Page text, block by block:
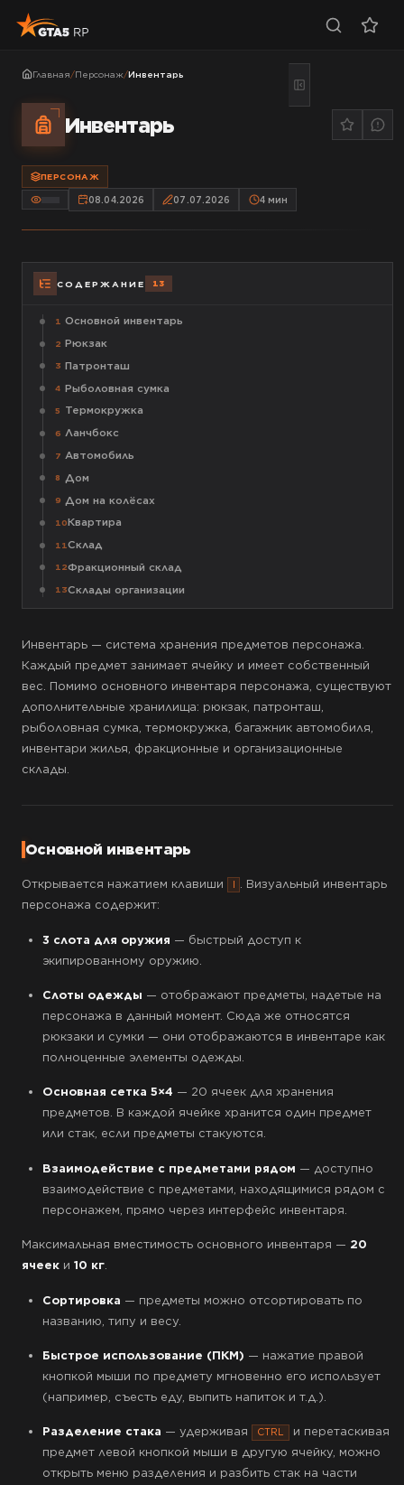
Главная/Персонаж/Инвентарь
Инвентарь
ПЕРСОНАЖ
08.04.2026 07.07.2026 4мин
СОДЕРЖАНИЕ 13
1 Основной инвентарь
2 Рюкзак
3 Патронташ
4 Рыболовная сумка
5 Термокружка
6 Ланчбокс
7 Автомобиль
8 Дом
9 Дом на колёсах
10Квартира
11Склад
12Фракционный склад
13Склады организации
Инвентарь — система хранения предметов персонажа.
Каждый предмет занимает ячейку и имеет собственный
вес. Помимо основного инвентаря персонажа, существуют
дополнительные хранилища: рюкзак, патронташ,
рыболовная сумка, термокружка, багажник автомобиля,
инвентари жилья, фракционные и организационные
склады.
Основной инвентарь
Открывается нажатием клавиши
. Визуальный инвентарь
персонажа содержит:
3 слота для оружия — быстрый доступ к
экипированному оружию.
Слоты одежды — отображают предметы, надетые на
персонажа в данный момент. Сюда же относятся
рюкзаки и сумки — они отображаются в инвентаре как
полноценные элементы одежды.
Основная сетка 5×4 — 20 ячеек для хранения
предметов. В каждой ячейке хранится один предмет
или стак, если предметы стакуются.
Взаимодействие с предметами рядом — доступно
взаимодействие с предметами, находящимися рядом с
персонажем, прямо через интерфейс инвентаря.
Максимальная вместимость основного инвентаря — 20
ячееки 10 кг.
Сортировка — предметы можно отсортировать по
названию, типу и весу.
Быстрое использование (ПКМ) — нажатие правой
кнопкой мыши по предмету мгновенно его использует
(например, съесть еду, выпить напиток и т.д.).
Разделение стака — удерживая CTRL
и перетаскивая
предмет левой кнопкой мыши в другую ячейку, можно
открыть меню разделения и разбить стак на части